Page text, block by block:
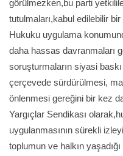
görülmezken,bu parti
tutulmaları,kabul edilebilir
Hukuku uygulama
daha hassas davranmaları
soruşturmaların siyasi
çerçevede sürdürülmesi,
önlenmesi gereğini bir kez
Yargıçlar Sendikası
uygulanmasının sürekli
toplumun ve halkın